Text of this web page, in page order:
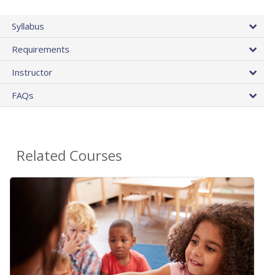
Syllabus
Requirements
Instructor
FAQs
Related Courses